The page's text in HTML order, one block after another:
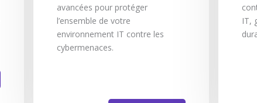
avancées pour protéger
l’ensemble de votre
environnement IT contre les
cybermenaces.
IT,